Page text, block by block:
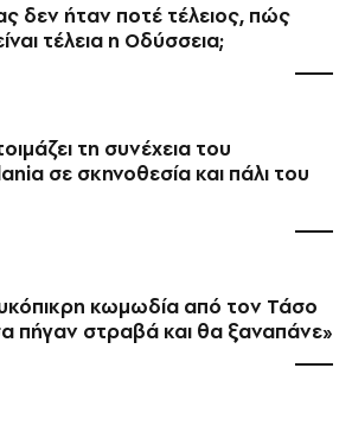
δεν ήταν ποτέ τέλειος, πώς
τέλεια η Οδύσσεια;
τη συνέχεια του
σε σκηνοθεσία και πάλι του
κωμωδία από τον Τάσο
πήγαν στραβά και θα ξαναπάνε»